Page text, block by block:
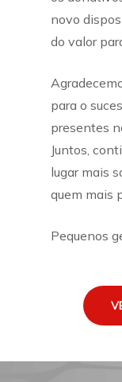
novo
do valor
para o
presentes
Juntos,
lugar mais
quem mais
Pequenos